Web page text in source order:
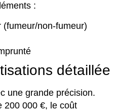
:
non-fumeur)
détaillée
une grande précision.
200 000 €, le coût